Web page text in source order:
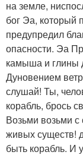
на земле,
бог Эа, который
предупредил
опасности. Эа
камыша и глины
Дуновением
слушай! Ты,
корабль, брось
Возьми возьми с
живых существ!
быть корабль. И